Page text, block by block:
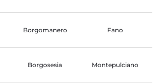
Borgomanero Fano
Borgosesia Montepulciano